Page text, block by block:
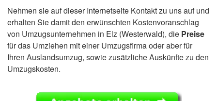
Nehmen sie auf dieser Internetseite Kontakt zu uns auf und
erhalten Sie damit den erwünschten Kostenvoranschlag
von Umzugsunternehmen in Elz (Westerwald), die Preise
für das Umziehen mit einer Umzugsfirma oder aber für
Ihren Auslandsumzug, sowie zusätzliche Auskünfte zu den
Umzugskosten.